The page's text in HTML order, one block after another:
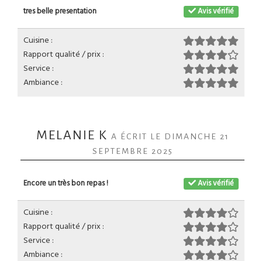
Avis vérifié
tres belle presentation
Cuisine :
Rapport qualité / prix :
Service :
Ambiance :
MELANIE K A ÉCRIT LE DIMANCHE 21
SEPTEMBRE 2025
Avis vérifié
Encore un très bon repas !
Cuisine :
Rapport qualité / prix :
Service :
Ambiance :